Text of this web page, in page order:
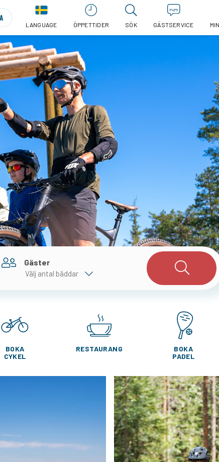
LANGUAGE ÖPPETTIDER SÖK GÄSTSERVICE
Gäster
Välj antal bäddar
BOKA
CYKEL
RESTAURANG
BOKA
PADEL